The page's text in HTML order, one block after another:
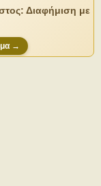
Διαφήμιση με
→